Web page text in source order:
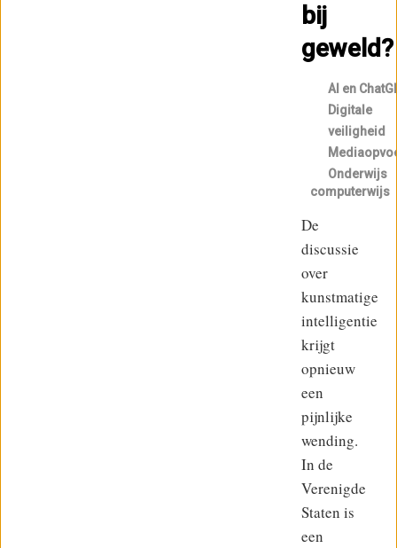
bij
geweld?
AI en
Digitale
veiligheid
Onderwijs
computerwijs
De
discussie
over
kunstmatige
intelligentie
krijgt
opnieuw
een
pijnlijke
wending.
In de
Verenigde
Staten is
een